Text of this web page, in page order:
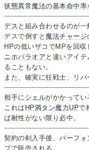
状態異常魔法の基本命中率
デス と組み合わせるのが一
デスで倒すと 魔法チャージ
HPの低いザコでMPを回収
ニホパラオア と違いアイ
ることもない。
また、確実に狂戦士、リ
相手に シェルがかかってい
これは HP満タン魔力UPで
ば耐性がない限り必中。
契約の剣入手後、バーフ
プで販売される。